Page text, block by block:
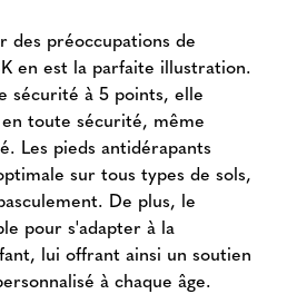
préoccupations de
en est la parfaite illustration.
sécurité à 5 points, elle
toute sécurité, même
Les pieds antidérapants
sur tous types de sols,
De plus, le
pour s'adapter à la
lui offrant ainsi un soutien
à chaque âge.